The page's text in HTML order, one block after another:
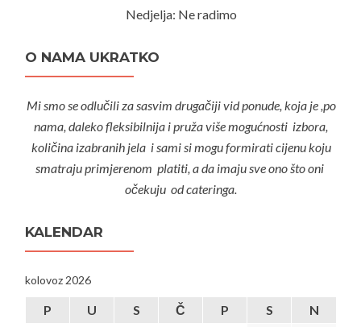
Nedjelja: Ne radimo
O NAMA UKRATKO
Mi smo se odlučili za sasvim drugačiji vid ponude, koja je ,po
nama, daleko fleksibilnija i pruža više mogućnosti izbora,
količina izabranih jela i sami si mogu formirati cijenu koju
smatraju primjerenom platiti, a da imaju sve ono što oni
očekuju od cateringa.
KALENDAR
kolovoz 2026
P U S Č P S
N